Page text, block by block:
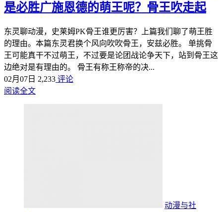
是必胜广施恩德的萌王呢？骨王吹走起
东灵聊动漫，史莱姆PK骨王谁更厉害？上篇我们聊了萌王胜
的理由。本篇东灵君换个风向吹吹骨王，安兹必胜。 单挑骨
王可能真干不过萌王，不过要是论团战论争天下，站到骨王这
边绝对是有理由的。 骨王有称王称帝的决...
02月07日 2,233 评论
阅读全文
动漫与社